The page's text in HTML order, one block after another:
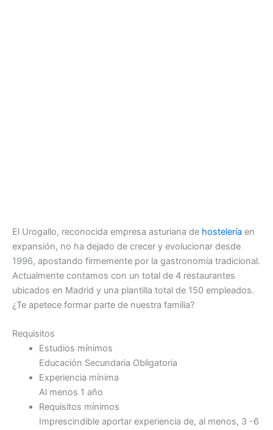
El Urogallo, reconocida empresa asturiana de hostelería en
expansión, no ha dejado de crecer y evolucionar desde
1996, apostando firmemente por la gastronomía tradicional.
Actualmente contamos con un total de 4 restaurantes
ubicados en Madrid y una plantilla total de 150 empleados.
¿Te apetece formar parte de nuestra familia?
Requisitos
Estudios mínimos
Educación Secundaria Obligatoria
Experiencia mínima
Al menos 1 año
Requisitos mínimos
Imprescindible aportar experiencia de, al menos, 3 -6